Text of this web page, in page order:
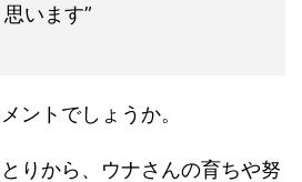
います”
ントでしょうか。
りから、ウナさんの育ちや努